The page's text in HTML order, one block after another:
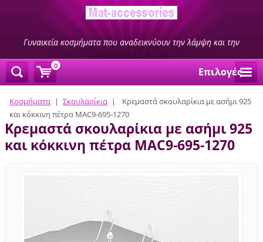
Γυναικεία κοσμήματα που αναδεικνύουν την λάμψη και την
ομορφιά σας
Επιλογές
Κοσμήματα | Σκουλαρίκια |
Κρεμαστά σκουλαρίκια με ασήμι 925
και κόκκινη πέτρα MAC9-695-1270
Κρεμαστά σκουλαρίκια με ασήμι 925
και κόκκινη πέτρα MAC9-695-1270
0